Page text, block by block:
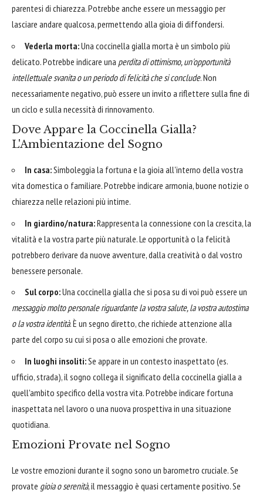
parentesi di chiarezza. Potrebbe anche essere un messaggio per
lasciare andare qualcosa, permettendo alla gioia di diffondersi.
Vederla morta:Una coccinella gialla morta è un simbolo più
delicato. Potrebbe indicare una perdita di ottimismo, un'opportunità
intellettuale svanita o un periodo di felicità che si conclude. Non
necessariamente negativo, può essere un invito a riflettere sulla fine di
un ciclo e sulla necessità di rinnovamento.
Dove Appare la Coccinella Gialla?
L'Ambientazione del Sogno
In casa:Simboleggia la fortuna e la gioia all'interno della vostra
vita domestica o familiare. Potrebbe indicare armonia, buone notizie o
chiarezza nelle relazioni più intime.
In giardino/natura:Rappresenta la connessione con la crescita, la
vitalità e la vostra parte più naturale. Le opportunità o la felicità
potrebbero derivare da nuove avventure, dalla creatività o dal vostro
benessere personale.
Sul corpo:Una coccinella gialla che si posa su di voi può essere un
messaggio molto personale riguardante la vostra salute, la vostra autostima
o la vostra identità. È un segno diretto, che richiede attenzione alla
parte del corpo su cui si posa o alle emozioni che provate.
In luoghi insoliti:Se appare in un contesto inaspettato (es.
ufficio, strada), il sogno collega il significato della coccinella gialla a
quell'ambito specifico della vostra vita. Potrebbe indicare fortuna
inaspettata nel lavoro o una nuova prospettiva in una situazione
quotidiana.
Emozioni Provate nel Sogno
Le vostre emozioni durante il sogno sono un barometro cruciale. Se
provate gioia o serenità, il messaggio è quasi certamente positivo. Se